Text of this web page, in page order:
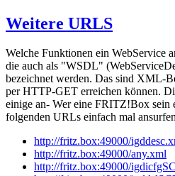
Weitere URLS
Welche Funktionen ein WebService
die auch als "WSDL"
bezeichnet werden. Das sind XML-
per HTTP-GET erreichen können.
einige an- Wer eine FRITZ!Box sein
folgenden URLs einfach mal
http://fritz.box:49000/
http://fritz.box:49000/any.xml
http://fritz.box:49000/